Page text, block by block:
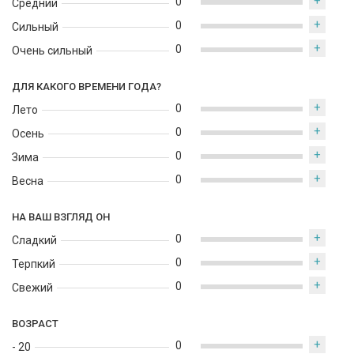
Средний
Сильный
Очень сильный
0 +
0 +
ДЛЯ КАКОГО ВРЕМЕНИ ГОДА?
Лето
Осень
Зима
Весна
0 +
0 +
0 +
0 +
НА ВАШ ВЗГЛЯД ОН
Сладкий
Терпкий
Свежий
0 +
0 +
0 +
ВОЗРАСТ
- 20 0 +